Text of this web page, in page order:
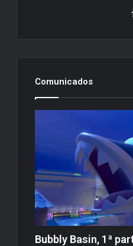
Comunicados
Bubbly Basin, 1ª